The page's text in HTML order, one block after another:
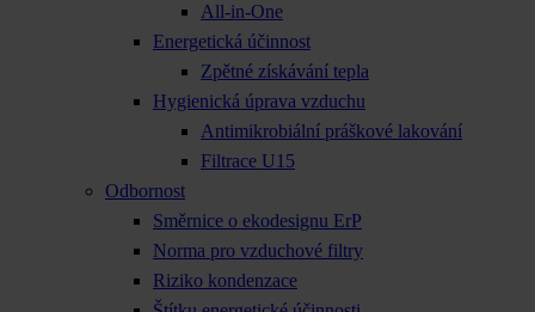
All-in-One
Energetická účinnost
Zpětné získávání tepla
Hygienická úprava vzduchu
Antimikrobiální práškové lakování
Filtrace U15
Odbornost
Směrnice o ekodesignu ErP
Norma pro vzduchové filtry
Riziko kondenzace